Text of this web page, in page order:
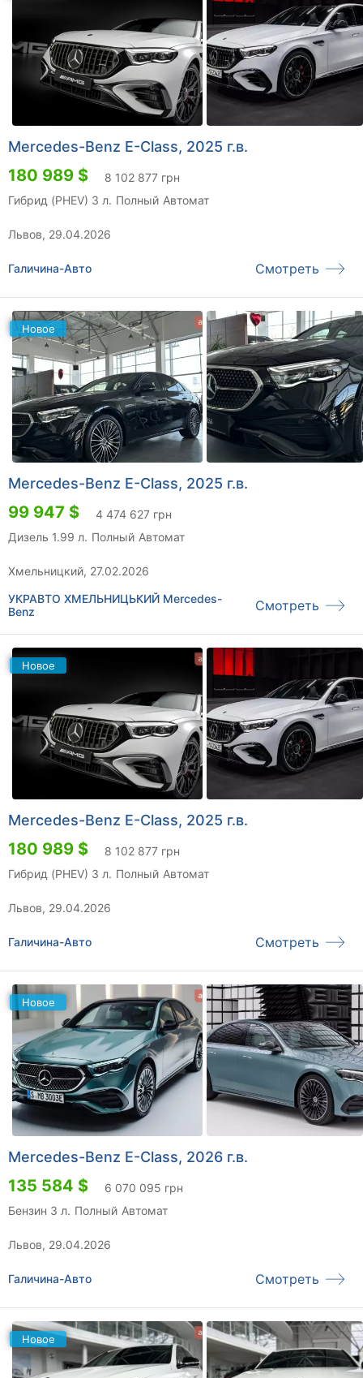
Mercedes-Benz E-Class, 2025 г.в.
180 989 $
8 102 877 грн
Гибрид (PHEV) 3 л. Полный Автомат
Львов, 29.04.2026
Галичина-Авто Смотреть
Новое
Mercedes-Benz E-Class, 2025 г.в.
99 947 $
4 474 627 грн
Дизель 1.99 л. Полный Автомат
Хмельницкий, 27.02.2026
УКРАВТО ХМЕЛЬНИЦЬКИЙ Mercedes-
Benz
Смотреть
Новое
Mercedes-Benz E-Class, 2025 г.в.
180 989 $
8 102 877 грн
Гибрид (PHEV) 3 л. Полный Автомат
Львов, 29.04.2026
Галичина-Авто Смотреть
Новое
Mercedes-Benz E-Class, 2026 г.в.
135 584 $
6 070 095 грн
Бензин 3 л. Полный Автомат
Львов, 29.04.2026
Галичина-Авто Смотреть
Новое